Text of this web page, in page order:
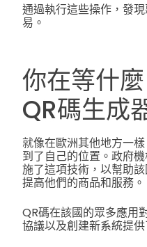
通過執行這些操作，發
易。
你在等什
QR碼生成
就像在歐洲其他地方一
到了自己的位置。政府
施了這項技術，以幫助
提高他們的商品和服務。
QR碼在該國的眾多應用
協議以及創建新系統提供